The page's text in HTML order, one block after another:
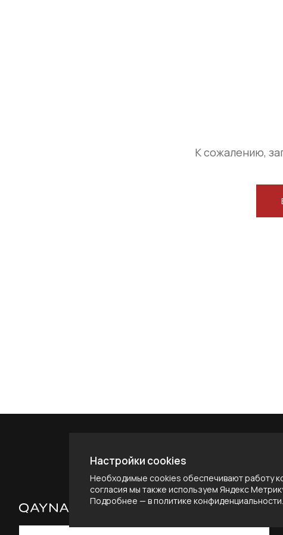
К сожалению,
Настройки cookies
Необходимые cookies обеспечивают работу
согласия мы также используем Яндекс
Подробнее — вполитике конфиденциальности.